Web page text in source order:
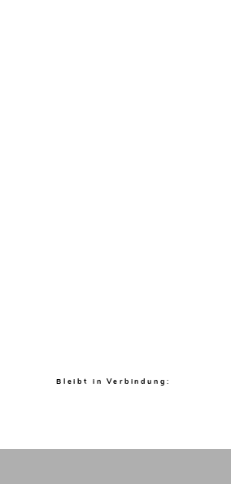
Bleibt in Verbindung: